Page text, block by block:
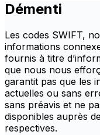
Démenti
Les codes SWIFT,
informations
fournis à titre
que nous nous
garantit pas que les
actuelles ou sans
sans préavis et ne
disponibles auprès
respectives.